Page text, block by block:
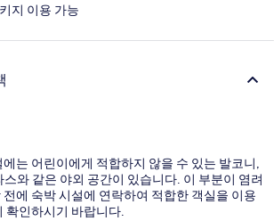
지 이용 가능
에는 어린이에게 적합하지 않을 수 있는 발코니,
와 같은 야외 공간이 있습니다. 이 부분이 염려
전에 숙박 시설에 연락하여 적합한 객실을 이용
확인하시기 바랍니다.